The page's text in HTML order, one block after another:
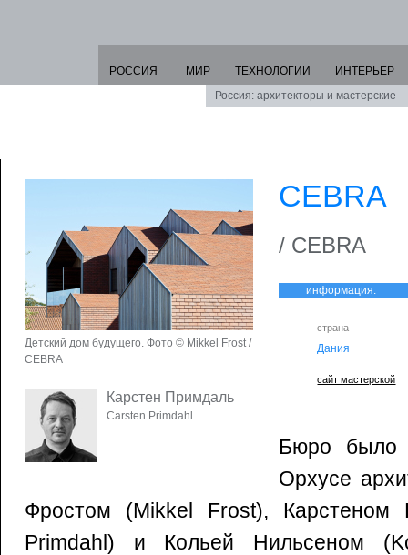
РОССИЯ МИР ТЕХНОЛОГИИ
ИНТЕРЬЕР
Россия: архитекторы и мастерские
Детский дом будущего. Фото © Mikkel Frost /
CEBRA
Карстен Примдаль
Carsten Primdahl
CEBRA
/ CEBRA
информация:
страна
Дания
сайт мастерской
Бюро было
Орхусе
Фростом (Mikkel Frost), Карстеном
Primdahl) и Кольей Нильсеном